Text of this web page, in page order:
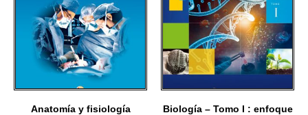
Anatomía y fisiología
Biología – Tomo I : enfoque